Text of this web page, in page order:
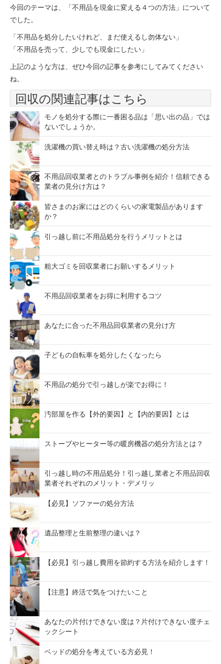
今回のテーマは、「不用品を現金に変える４つの方法」について
でした。
「不用品を処分したいけれど、まだ使えるし勿体ない」
「不用品を売って、少しでも現金にしたい」
上記のような方は、ぜひ今回の記事を参考にしてみてください
ね。
回収の関連記事はこちら
モノを処分する際に一番困る品は「思い出の品」では
ないでしょうか。
洗濯機の買い替え時は？古い洗濯機の処分方法
不用品回収業者とのトラブル事例を紹介！信頼できる
業者の見分け方は？
皆さまのお家にはどのくらいの家電製品があります
か？
引っ越し前に不用品処分を行うメリットとは
粗大ゴミを回収業者にお願いするメリット
不用品回収業者をお得に利用するコツ
あなたに合った不用品回収業者の見分け方
子どもの自転車を処分したくなったら
不用品の処分で引っ越しが楽でお得に！
汚部屋を作る【外的要因】と【内的要因】とは
ストーブやヒーター等の暖房機器の処分方法とは？
引っ越し時の不用品処分！引っ越し業者と不用品回収
業者それぞれのメリット・デメリッ
【必見】ソファーの処分方法
遺品整理と生前整理の違いは？
【必見】引っ越し費用を節約する方法を紹介します！
【注意】終活で気をつけたいこと
あなたの片付けできない度は？片付けできない度チェ
ックシート
ベッドの処分を考えている方必見！